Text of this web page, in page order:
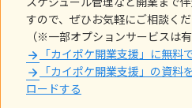
スケジュール管理など開業まで
すので、ぜひお気軽にご相談くだ
（※一部オプションサービスは有
「カイポケ開業支援」に無料
「カイポケ開業支援」の資料
ロードする